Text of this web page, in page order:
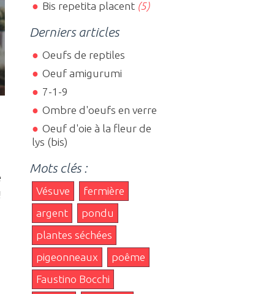
Bis repetita placent(5)
Derniers articles
Oeufs de reptiles
Oeuf amigurumi
7-1-9
Ombre d'oeufs en verre
Oeuf d'oie à la fleur de
lys (bis)
Mots clés :
Vésuve
fermière
argent
pondu
plantes séchées
pigeonneaux
poême
Faustino Bocchi